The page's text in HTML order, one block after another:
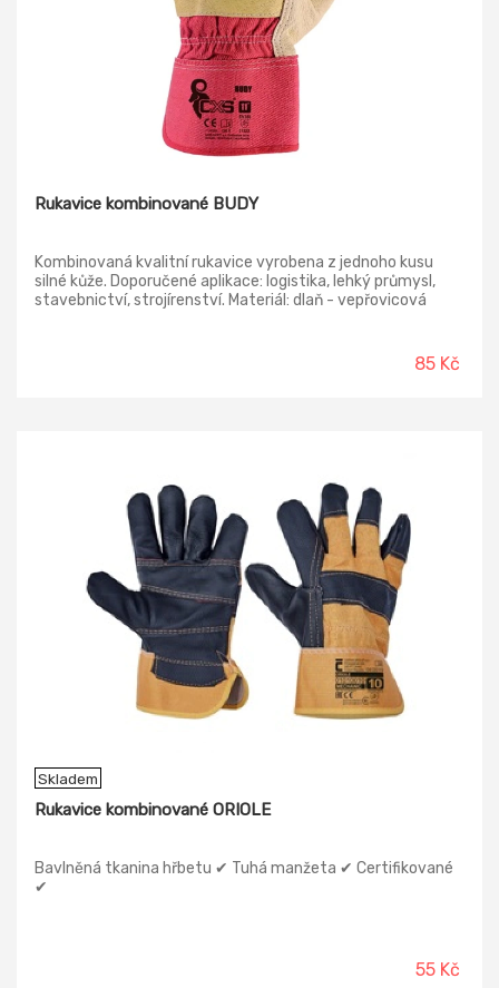
Rukavice kombinované BUDY
Kombinovaná kvalitní rukavice vyrobena z jednoho kusu
silné kůže. Doporučené aplikace: logistika, lehký průmysl,
stavebnictví, strojírenství. Materiál: dlaň - vepřovicová
85 Kč
Skladem
Rukavice kombinované ORIOLE
Bavlněná tkanina hřbetu ✔ Tuhá manžeta ✔ Certifikované
✔
55 Kč